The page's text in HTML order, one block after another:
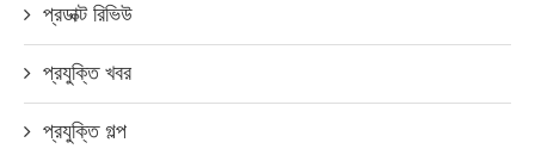
প্রডাক্ট রিভিউ
প্রযুক্তি খবর
প্রযুক্তি গল্প